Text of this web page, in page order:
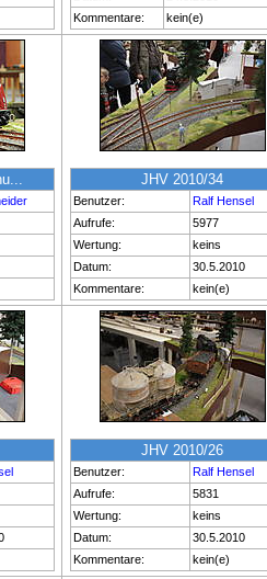
Kommentare:
kein(e)
JHV 2010/34
Benutzer:
Ralf Hensel
Aufrufe:
5977
Wertung:
keins
Datum:
30.5.2010
Kommentare:
kein(e)
JHV 2010/26
Benutzer:
Ralf Hensel
Aufrufe:
5831
Wertung:
keins
Datum:
30.5.2010
Kommentare:
kein(e)